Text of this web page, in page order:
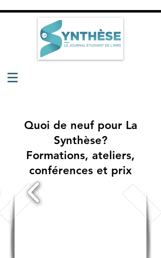
Quoi de neuf pour La
Synthèse?
Formations, ateliers,
conférences et prix